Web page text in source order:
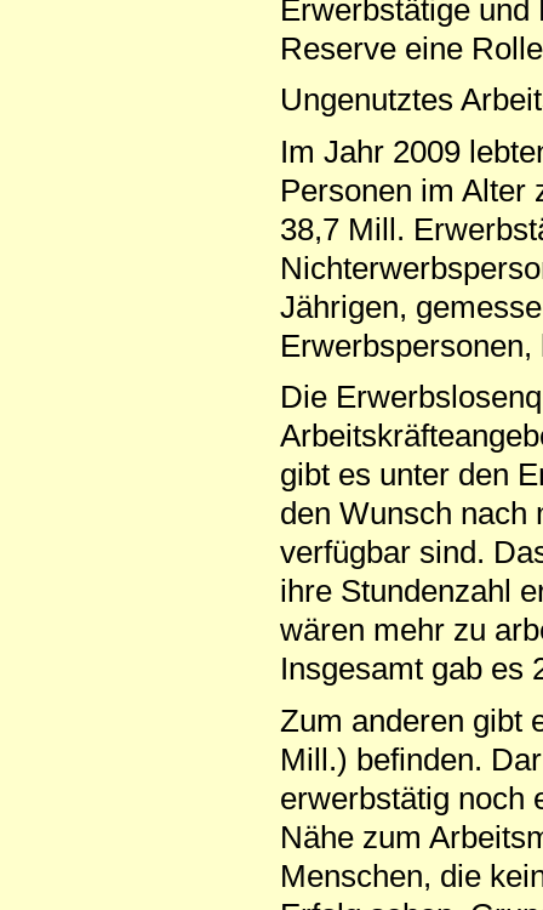
Erwerbstätige
Reserve eine
Ungenutztes
Im Jahr 2009
Personen im Alter
38,7 Mill.
Jährigen,
Erwerbspersonen,
Die
gibt es unter den
den Wunsch nach
verfügbar sind.
ihre Stundenzahl
wären mehr zu
Insgesamt gab es
Zum anderen gibt
Mill.) befinden.
erwerbstätig noch
Nähe zum
Menschen, die